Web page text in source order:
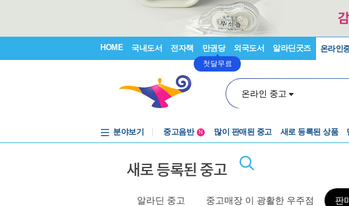
HOME 국내도서 전자책 만권당
첫달무료
외국도서 알라딘굿즈 온라인
온라인 중고
분야보기
중고음반
중고음반
N 많이 판매된 중고 새로 등록된 상품
새로 등록된 중고
알라딘 중고 중고매장 이 광활한 우주점 판